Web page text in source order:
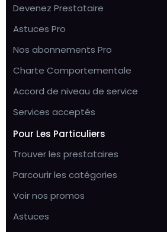
Devenez Prestataire
Astuces Pro
Nos abonnements Pro
Charte Comportementale
Accord de niveau de service
Services acceptés
Pour Les Particuliers
Trouver les prestataires
Parcourir les catégories
Voir nos promos
Astuces